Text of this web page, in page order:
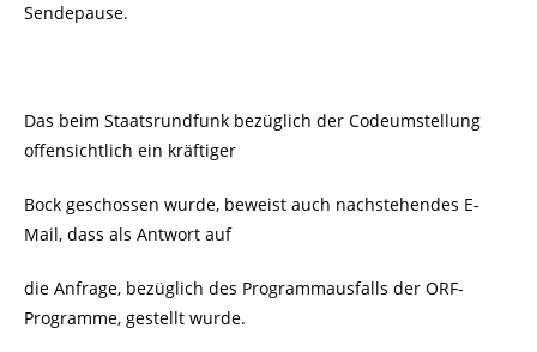
Sendepause.
Das beim Staatsrundfunk bezüglich der Codeumstellung
offensichtlich ein kräftiger
Bock geschossen wurde, beweist auch nachstehendes E-
Mail, dass als Antwort auf
die Anfrage, bezüglich des Programmausfalls der ORF-
Programme, gestellt wurde.